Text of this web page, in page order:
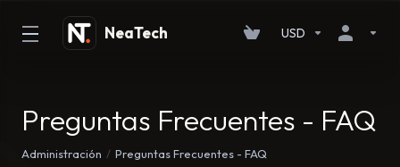
USD
Preguntas Frecuentes - FAQ
Administración
Preguntas Frecuentes - FAQ